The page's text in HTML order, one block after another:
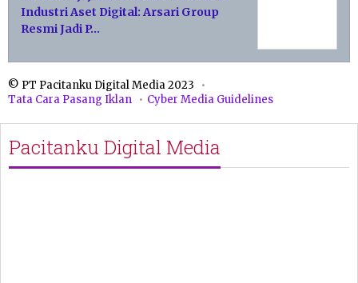
Industri Aset Digital: Arsari Group
Resmi Jadi P…
© PT Pacitanku Digital Media 2023
Tata Cara Pasang Iklan
Cyber Media Guidelines
Pacitanku Digital Media